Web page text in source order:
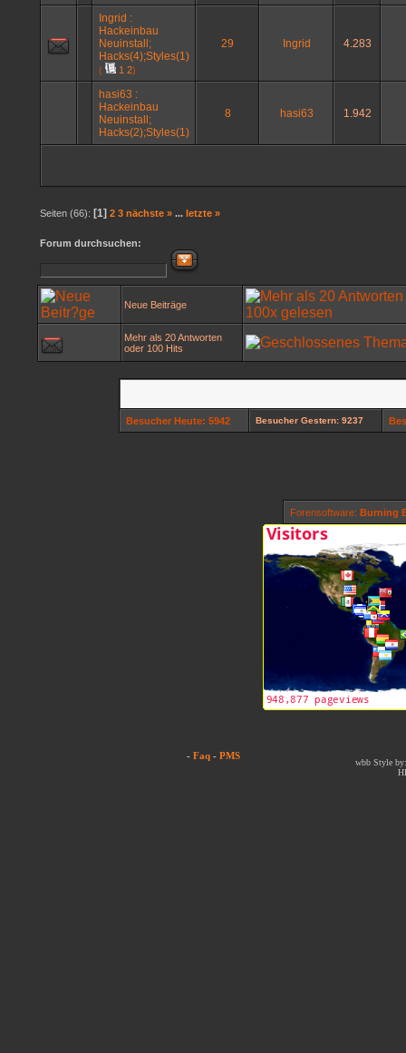
Ingrid :
Hackeinbau
Neuinstall;
Hacks(4);Styles(1)
( 1 2)
29 Ingrid 4.283
hasi63 :
Hackeinbau
Neuinstall;
Hacks(2);Styles(1)
8 hasi63 1.942
Seiten (66): [1] 2 3 nächste » ... letzte »
Forum durchsuchen:
Neue Beiträge
Mehr als 20 Antworten
oder 100 Hits
Besucher Heute: 5942 Besucher Gestern: 9237
Forensoftware: Burning
- Faq - PMS
wbb Style